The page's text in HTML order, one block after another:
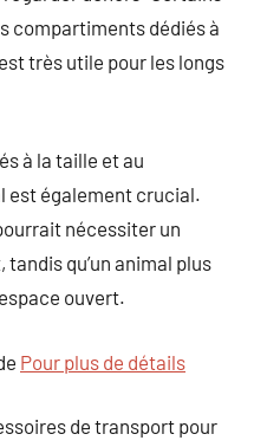
compartiments dédiés à
très utile pour les longs
à la taille et au
est également crucial.
nécessiter un
qu’un animal plus
ouvert.
Pour plus de détails
de transport pour